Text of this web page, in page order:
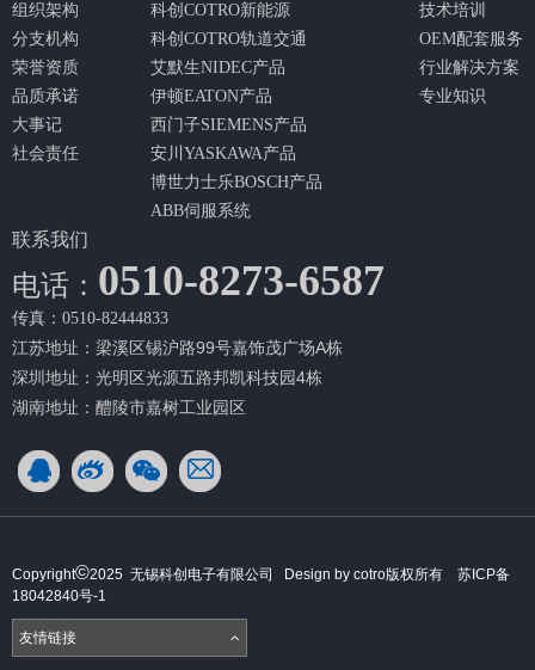
组织架构
分支机构
荣誉资质
品质承诺
大事记
社会责任
科创COTRO新能源
科创COTRO轨道交通
艾默生NIDEC产品
伊顿EATON产品
西门子SIEMENS产品
安川YASKAWA产品
博世力士乐BOSCH产品
ABB伺服系统
技术培训
OEM配套服务
行业解决方案
专业知识
联系我们
电话： 0510-8273-6587
传真：0510-82444833
江苏地址：梁溪区锡沪路99号嘉饰茂广场A栋
深圳地址：光明区光源五路邦凯科技园4栋
湖南地址：醴陵市嘉树工业园区
Copyright©2025 无锡科创电子有限公司 Design by cotro版权所有 苏ICP备
18042840号-1
友情链接